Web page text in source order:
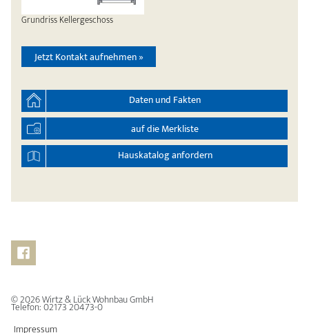
Grundriss Kellergeschoss
Jetzt Kontakt aufnehmen »
Daten und Fakten
auf die Merkliste
Hauskatalog anfordern
© 2026Wirtz & Lück Wohnbau GmbH
Telefon:02173 20473-0
Impressum